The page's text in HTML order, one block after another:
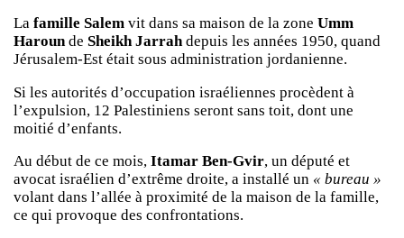
La famille Salem vit dans sa maison de la zone Umm
Harounde Sheikh Jarrahdepuis les années 1950, quand
Jérusalem-Est était sous administration jordanienne.
Si les autorités d’occupation israéliennes procèdent à
l’expulsion, 12 Palestiniens seront sans toit, dont une
moitié d’enfants.
Au début de ce mois, Itamar Ben-Gvir, un député et
avocat israélien d’extrême droite, a installé un « bureau »
volant dans l’allée à proximité de la maison de la famille,
ce qui provoque des confrontations.